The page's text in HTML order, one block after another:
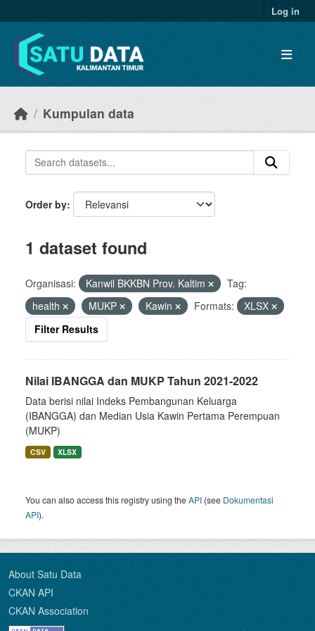
Log in
Kumpulan data
Order by
1 dataset found
Organisasi: Kanwil BKKBN Prov. Kaltim
Tag:
health
MUKP Kawin Formats:
XLSX
Filter Results
Nilai IBANGGA dan MUKP Tahun 2021-2022
Data berisi nilai Indeks Pembangunan Keluarga
(IBANGGA) dan Median Usia Kawin Pertama Perempuan
(MUKP)
CSV XLSX
You can also access this registry using theAPI (see Dokumentasi
API).
About Satu Data
CKAN API
CKAN Association